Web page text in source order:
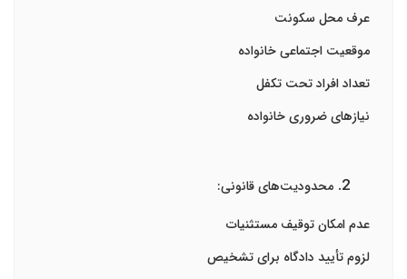
عرف محل سکونت
موقعیت اجتماعی خانواده
تعداد افراد تحت تکفل
نیازهای ضروری خانواده
محدودیت‌های قانونی:
عدم امکان توقیف مستثنیات
لزوم تأیید دادگاه برای تشخیص